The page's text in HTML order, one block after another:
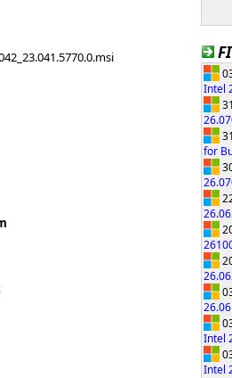
Intel
for
Intel
Intel